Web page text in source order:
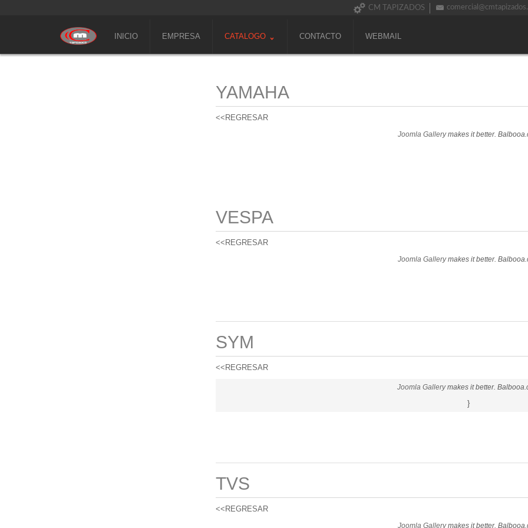
CM TAPIZADOS
INICIO EMPRESA CATALOGO CONTACTO WEBMAIL
YAMAHA
<<REGRESAR
Joomla Gallerymakes it better.
VESPA
<<REGRESAR
Joomla Gallerymakes it better.
SYM
<<REGRESAR
Joomla Gallerymakes it better.
}
TVS
<<REGRESAR
Joomla Gallerymakes it better.